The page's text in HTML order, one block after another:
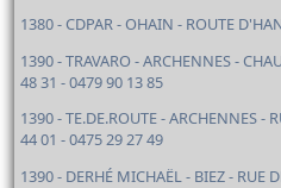
1380 - CDPAR - OHAIN - ROUTE
1390 - TRAVARO - ARCHENNES -
48 31 - 0479 90 13 85
1390 - TE.DE.ROUTE - ARCHENNES -
44 01 - 0475 29 27 49
1390 - DERHÉ MICHAËL - BIEZ - RUE